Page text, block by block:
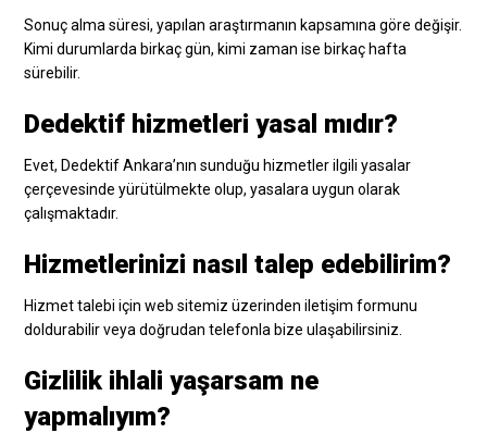
Sonuç alma süresi, yapılan araştırmanın kapsamına göre değişir.
Kimi durumlarda birkaç gün, kimi zaman ise birkaç hafta
sürebilir.
Dedektif hizmetleri yasal mıdır?
Evet, Dedektif Ankara’nın sunduğu hizmetler ilgili yasalar
çerçevesinde yürütülmekte olup, yasalara uygun olarak
çalışmaktadır.
Hizmetlerinizi nasıl talep edebilirim?
Hizmet talebi için web sitemiz üzerinden iletişim formunu
doldurabilir veya doğrudan telefonla bize ulaşabilirsiniz.
Gizlilik ihlali yaşarsam ne
yapmalıyım?